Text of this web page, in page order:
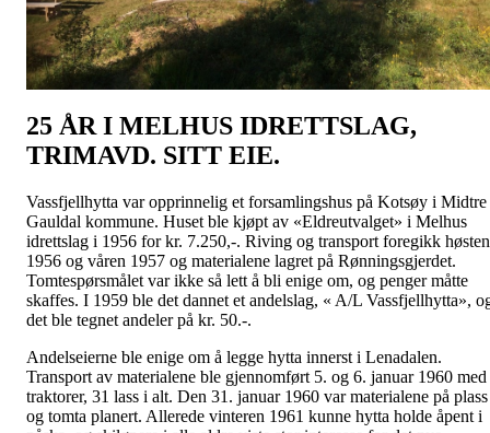
25 ÅR I MELHUS IDRETTSLAG,
TRIMAVD. SITT EIE.
Vassfjellhytta var opprinnelig et forsamlingshus på Kotsøy i Midtre
Gauldal kommune. Huset ble kjøpt av «Eldreutvalget» i Melhus
idrettslag i 1956 for kr. 7.250,-. Riving og transport foregikk høsten
1956 og våren 1957 og materialene lagret på Rønningsgjerdet.
Tomtespørsmålet var ikke så lett å bli enige om, og penger måtte
skaffes. I 1959 ble det dannet et andelslag, « A/L Vassfjellhytta»,
det ble tegnet andeler på kr. 50.-.
Andelseierne ble enige om å legge hytta innerst i Lenadalen.
Transport av materialene ble gjennomført 5. og 6. januar 1960 med
traktorer, 31 lass i alt. Den 31. januar 1960 var materialene på plass
og tomta planert. Allerede vinteren 1961 kunne hytta holde åpent i